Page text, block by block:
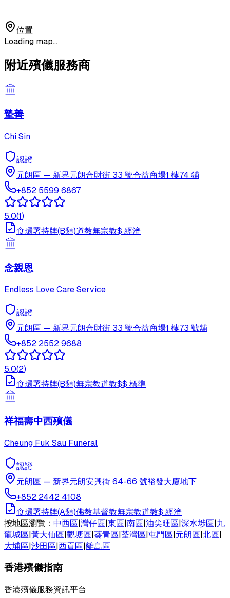
位置
Loading map...
附近殯儀服務商
摯善
Chi Sin
認證
元朗區 — 新界元朗合財街 33 號合益商場1 樓74 鋪
+852 5599 6867
5.0(1)
食環署持牌(B類)道教無宗教$ 經濟
念親恩
Endless Love Care Service
認證
元朗區 — 新界元朗合財街 33 號合益商場1 樓73 號舖
+852 2552 9688
5.0(2)
食環署持牌(B類)無宗教道教$$ 標準
祥福壽中西殯儀
Cheung Fuk Sau Funeral
認證
元朗區 — 新界元朗安興街 64-66 號裕發大廈地下
+852 2442 4108
食環署持牌(A類)佛教基督教無宗教道教$ 經濟
按地區瀏覽： 中西區|灣仔區|東區|南區|油尖旺區|深水埗區|九
龍城區|黃大仙區|觀塘區|葵青區|荃灣區|屯門區|元朗區|北區|
大埔區|沙田區|西貢區|離島區
香港殯儀指南
香港殯儀服務資訊平台